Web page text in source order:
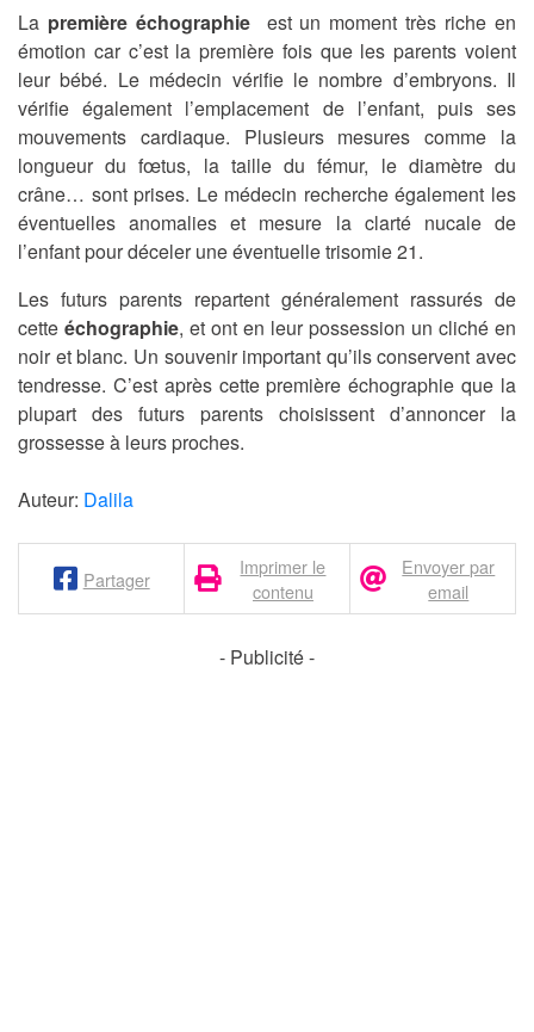
La première échographieest un moment très riche en
émotion car c’est la première fois que les parents voient
leur bébé. Le médecin vérifie le nombre d’embryons. Il
vérifie également l’emplacement de l’enfant, puis ses
mouvements cardiaque. Plusieurs mesures comme la
longueur du fœtus, la taille du fémur, le diamètre du
crâne… sont prises. Le médecin recherche également les
éventuelles anomalies et mesure la clarté nucale de
l’enfant pour déceler une éventuelle trisomie 21.
Les futurs parents repartent généralement rassurés de
cette échographie, et ont en leur possession un cliché en
noir et blanc. Un souvenir important qu’ils conservent avec
tendresse. C’est après cette première échographie que la
plupart des futurs parents choisissent d’annoncer la
grossesse à leurs proches.
Auteur: Dalila
Partager
Imprimer le
contenu
Envoyer par
email
- Publicité -